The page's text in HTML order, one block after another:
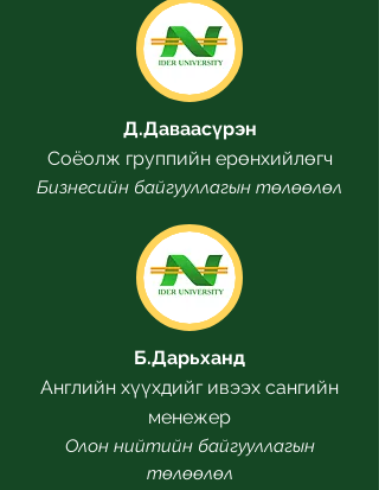
Д.Даваасүрэн
Соёолж группийн ерөнхийлөгч
Бизнесийн байгууллагын төлөөлөл
Б.Дарьханд
Английн хүүхдийг ивээх сангийн
менежер
Олон нийтийн байгууллагын
төлөөлөл